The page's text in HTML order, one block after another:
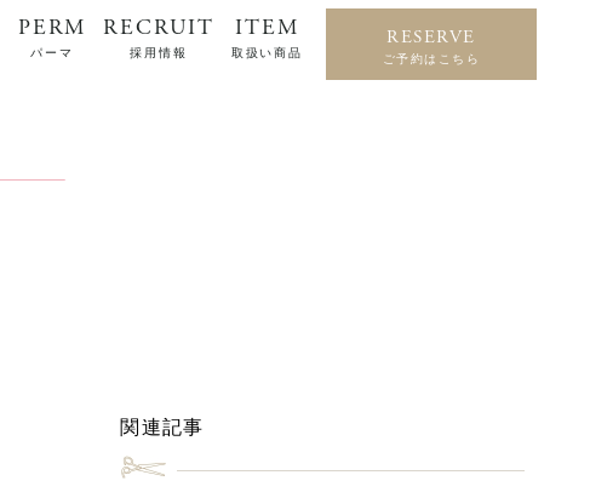
PERM
パーマ
RECRUIT
採用情報
ITEM
取扱い商品
RESERVE
ご予約はこちら
関連記事